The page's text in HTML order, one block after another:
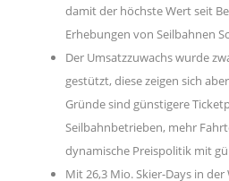
damit der höchste Wert seit
Erhebungen von Seilbahnen
Der Umsatzzuwachs wurde
gestützt, diese zeigen sich
Gründe sind günstigere
Seilbahnbetrieben, mehr
dynamische Preispolitik mit
Mit 26,3 Mio. Skier-Days in